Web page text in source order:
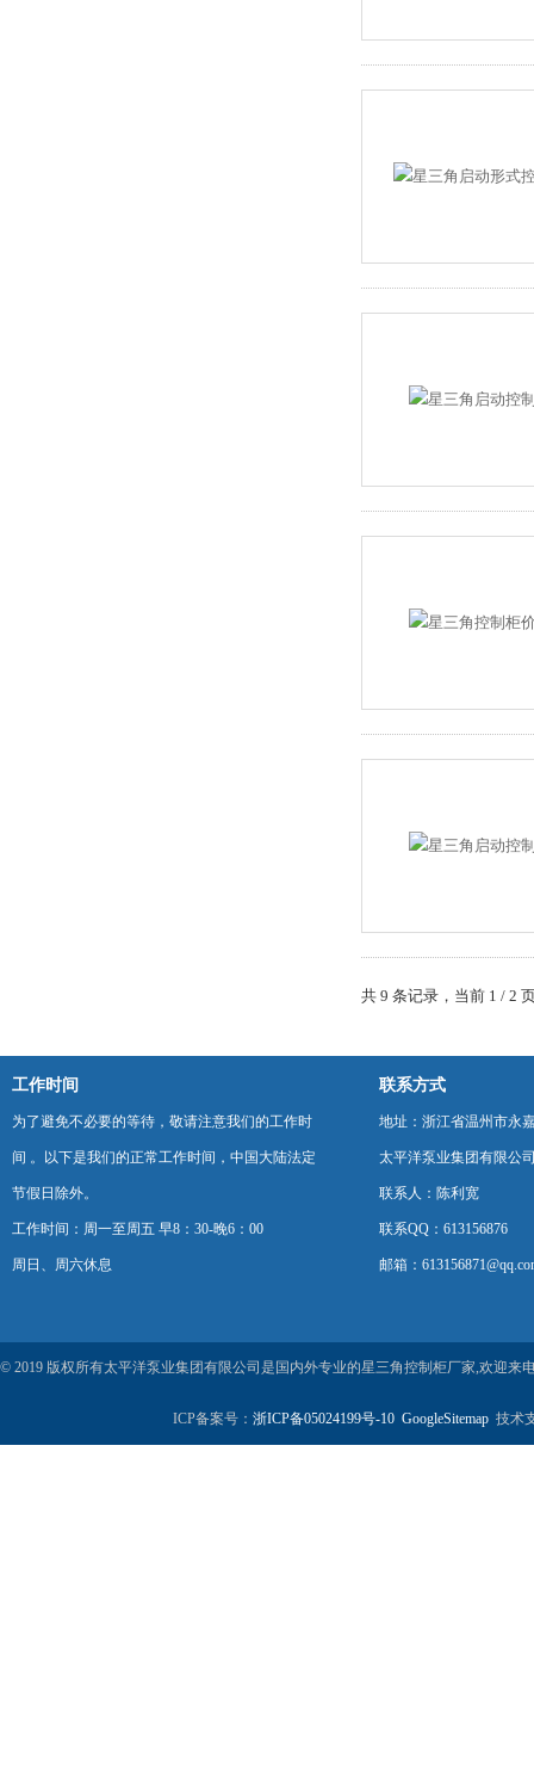
共 9 条记录，当前 1 / 2
工作时间
为了避免不必要的等待，敬请注意我们的工作时
间 。以下是我们的正常工作时间，中国大陆法定
节假日除外。
工作时间：周一至周五 早8：30-晚6：00
周日、周六休息
联系方式
地址：浙江省温州市永
太平洋泵业集团有限公
联系人：陈利宽
联系QQ：613156876
邮箱：
© 2019 版权所有太平洋泵业集团有限公司是国内外专业的星三角控制柜厂家,欢迎来
ICP备案号： 浙ICP备05024199号-10 GoogleSitemap 技术